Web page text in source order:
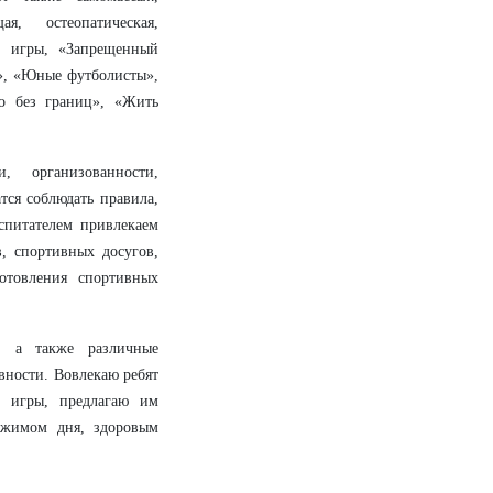
остеопатическая,
игры, «Запрещенный
«Юные футболисты»,
без границ», «Жить
соблюдать правила,
привлекаем
спортивных досугов,
спортивных
а также различные
Вовлекаю ребят
игры, предлагаю им
дня, здоровым